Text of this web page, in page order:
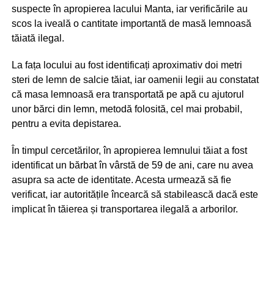
suspecte în apropierea lacului Manta, iar verificările au
scos la iveală o cantitate importantă de masă lemnoasă
tăiată ilegal.
La fața locului au fost identificați aproximativ doi metri
steri de lemn de salcie tăiat, iar oamenii legii au constatat
că masa lemnoasă era transportată pe apă cu ajutorul
unor bărci din lemn, metodă folosită, cel mai probabil,
pentru a evita depistarea.
În timpul cercetărilor, în apropierea lemnului tăiat a fost
identificat un bărbat în vârstă de 59 de ani, care nu avea
asupra sa acte de identitate. Acesta urmează să fie
verificat, iar autoritățile încearcă să stabilească dacă este
implicat în tăierea și transportarea ilegală a arborilor.